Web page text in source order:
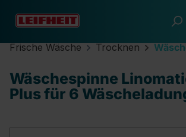
Zum Hauptinhalt springen
Frische Wäsche Trocknen
Wäschespinne
Plus für 6